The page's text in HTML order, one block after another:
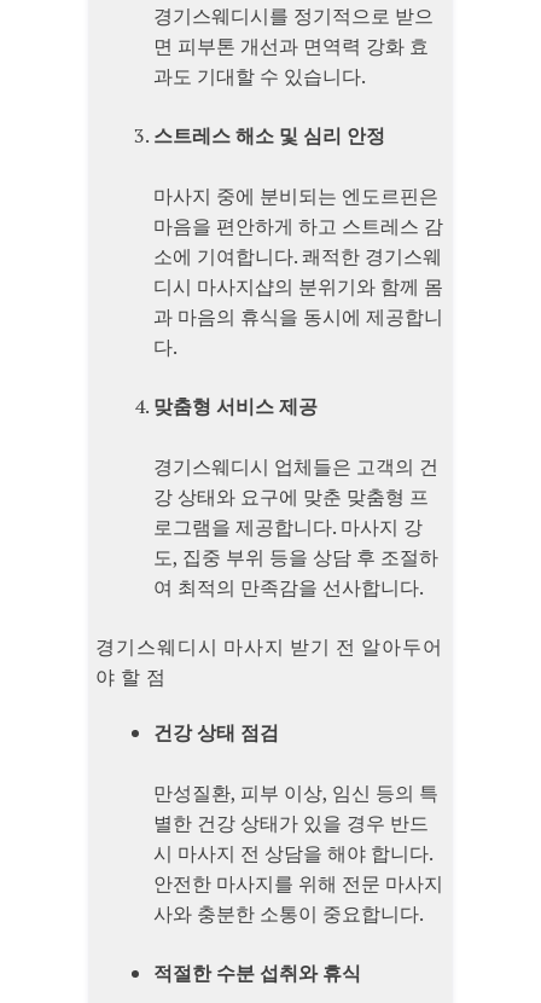
경기스웨디시를 정기적으로 받으
면 피부톤 개선과 면역력 강화 효
과도 기대할 수 있습니다.
스트레스 해소 및 심리 안정
마사지 중에 분비되는 엔도르핀은
마음을 편안하게 하고 스트레스 감
소에 기여합니다. 쾌적한 경기스웨
디시 마사지샵의 분위기와 함께 몸
과 마음의 휴식을 동시에 제공합니
다.
맞춤형 서비스 제공
경기스웨디시 업체들은 고객의 건
강 상태와 요구에 맞춘 맞춤형 프
로그램을 제공합니다. 마사지 강
도, 집중 부위 등을 상담 후 조절하
여 최적의 만족감을 선사합니다.
경기스웨디시 마사지 받기 전 알아두어
야 할 점
건강 상태 점검
만성질환, 피부 이상, 임신 등의 특
별한 건강 상태가 있을 경우 반드
시 마사지 전 상담을 해야 합니다.
안전한 마사지를 위해 전문 마사지
사와 충분한 소통이 중요합니다.
적절한 수분 섭취와 휴식